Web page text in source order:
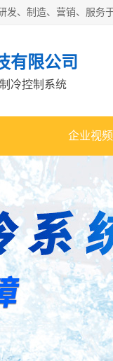
有限公司
冷控制系统
企业视频